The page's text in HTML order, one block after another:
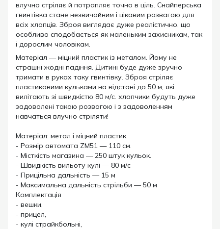
влучно стріляє й потрапляє точно в ціль. Снайперська
гвинтівка стане незвичайним і цікавим розвагою для
всіх хлопців. Зброя виглядає дуже реалістично, що
особливо сподобається як маленьким захисникам, так
і дорослим чоловікам.
Матеріал — міцний пластик із металом. Йому не
страшні жодні падіння. Дитині буде дуже зручно
тримати в руках таку гвинтівку. Зброя стріляє
пластиковими кульками на відстані до 50 м, які
вилітають зі швидкістю 80 м/с. хлопчики будуть дуже
задоволені такою розвагою і з задоволенням
навчаться влучно стріляти!
Матеріал: метал і міцний пластик.
- Розмір автомата ZM51 — 110 см.
- Місткість магазина — 250 штук кульок.
- Швидкість вильоту кулі — 80 м/с
- Прицільна дальність — 15 м
- Максимальна дальність стрільби — 50 м
Комплектація
- вешки,
- прицел,
- кулі страйкбольні,